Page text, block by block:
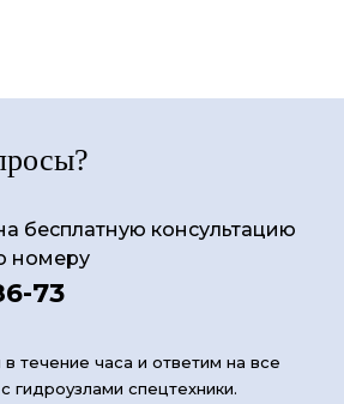
бесплатную консультацию
номеру
73
течение часа и ответим на все
гидроузлами спецтехники.